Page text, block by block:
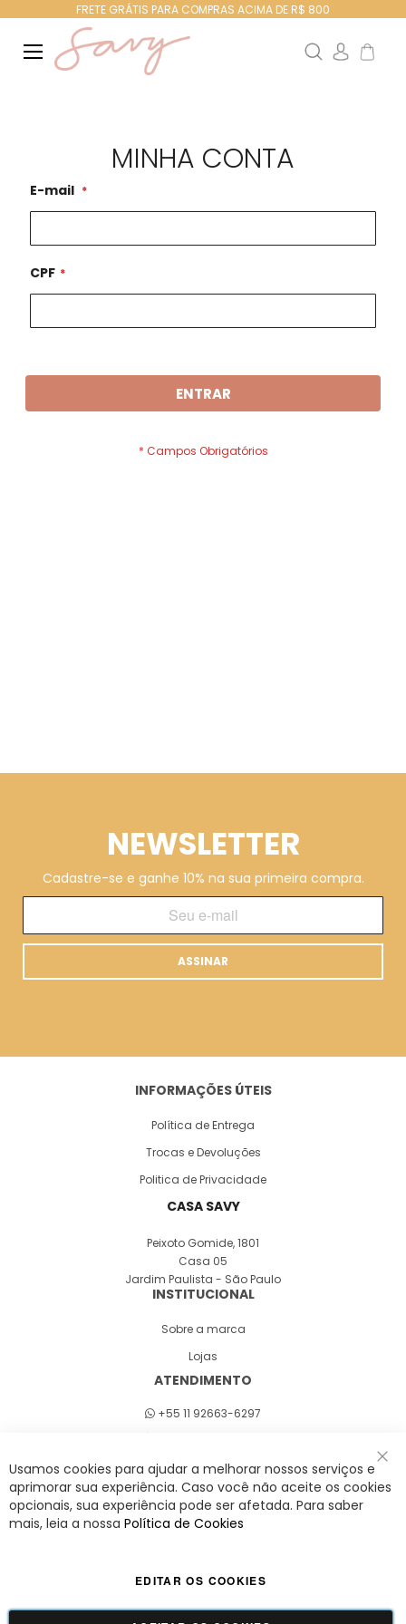
FRETE GRÁTIS PARA COMPRAS ACIMA DE R$ 800
Search
Meu
MINHA CONTA
E-mail
CPF
ENTRAR
NEWSLETTER
Cadastre-se e ganhe 10% na sua primeira compra.
ASSINAR
INFORMAÇÕES ÚTEIS
Política de Entrega
Trocas e Devoluções
Politica de Privacidade
CASA SAVY
Peixoto Gomide, 1801
Casa 05
Jardim Paulista - São Paulo
INSTITUCIONAL
Sobre a marca
Lojas
ATENDIMENTO
+55 11 92663-6297
A Savy é uma lifestyle brand. Uma marca que promove fluidez para viver
o agora com leveza, cor e estilo.
Usamos cookies para ajudar a melhorar nossos serviços e
aprimorar sua experiência. Caso você não aceite os cookies
opcionais, sua experiência pode ser afetada. Para saber
mais, leia a nossa Política de Cookies
EDITAR OS COOKIES